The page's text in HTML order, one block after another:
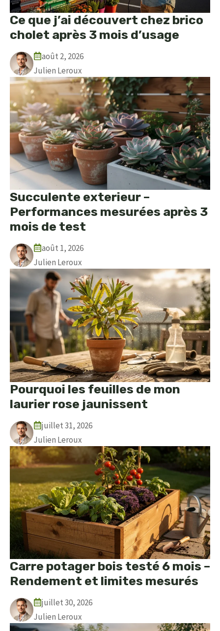
Ce que j’ai découvert chez brico
cholet après 3 mois d’usage
août 2, 2026
Julien Leroux
Succulente exterieur –
Performances mesurées après 3
mois de test
août 1, 2026
Julien Leroux
Pourquoi les feuilles de mon
laurier rose jaunissent
juillet 31, 2026
Julien Leroux
Carre potager bois testé 6 mois –
Rendement et limites mesurés
juillet 30, 2026
Julien Leroux